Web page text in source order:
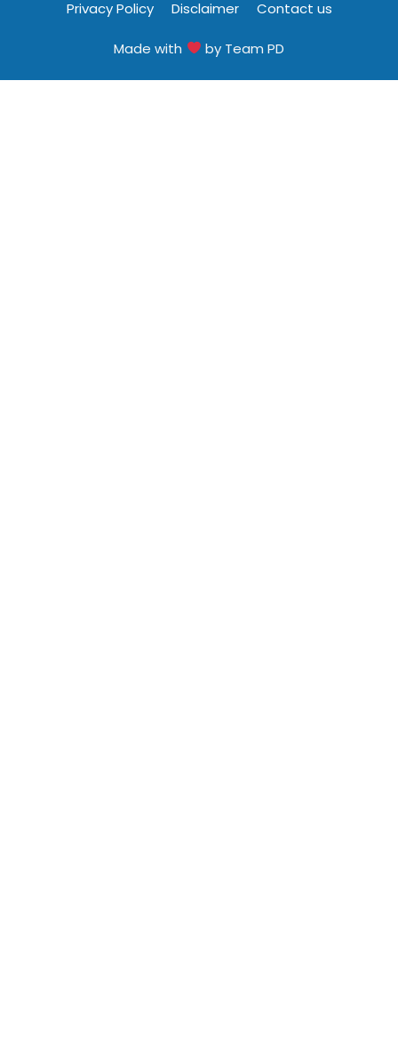
Privacy Policy Disclaimer Contact us
Made with by Team PD